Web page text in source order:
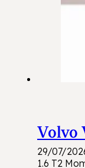
Volvo
29/07/
1.6 T2